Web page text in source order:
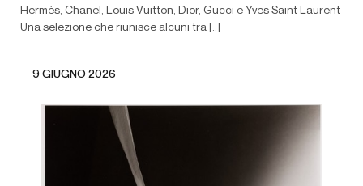
Hermès, Chanel, Louis Vuitton, Dior, Gucci e Yves Saint Laurent
Una selezione che riunisce alcuni tra [..]
9 GIUGNO 2026